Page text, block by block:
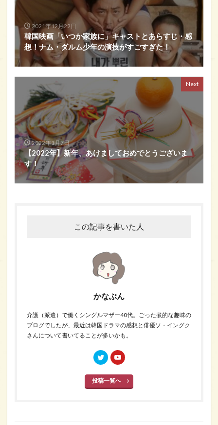
2021年12月22日
韓国映画「いつか家族に」キャストとあらすじ・感
想！ナム・ダルム少年の演技がすごすぎた！
Next
2022年1月7日
【2022年】新年、あけましておめでとうございま
す！
この記事を書いた人
かなぶん
介護（派遣）で働くシングルマザー40代。ごった煮的な趣味の
ブログでしたが、最近は韓国ドラマの感想と俳優ソ・イングク
さんについて書いてることが多いかも。
投稿一覧へ